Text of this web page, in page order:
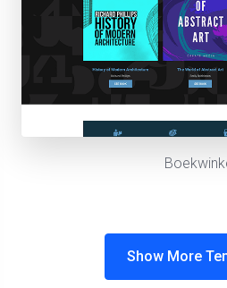
Show More